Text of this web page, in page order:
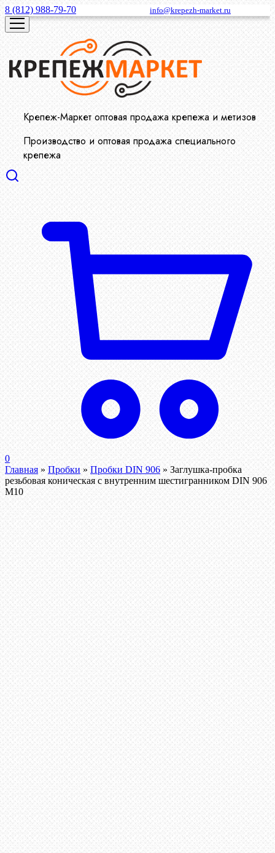
8 (812) 988-79-70 info@krepezh-market.ru
Крепеж-Маркет оптовая продажа крепежа и метизов
Производство и оптовая продажа специального
крепежа
0
Главная » Пробки » Пробки DIN 906 » Заглушка-пробка
резьбовая коническая с внутренним шестигранником DIN 906
М10